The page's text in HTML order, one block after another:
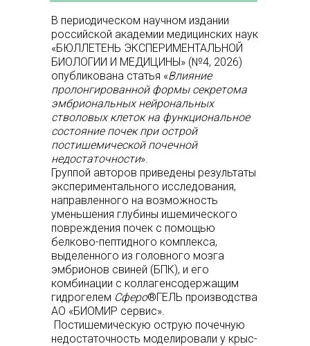
В периодическом научном издании
российской академии медицинских наук
«БЮЛЛЕТЕНЬ ЭКСПЕРИМЕНТАЛЬНОЙ
БИОЛОГИИ И МЕДИЦИНЫ» (№4, 2026)
опубликована статья «Влияние
пролонгированной формы секретома
эмбриональных нейрональных
стволовых клеток на функциональное
состояние почек при острой
постишемической почечной
недостаточности».
Группой авторов приведены результаты
экспериментального исследования,
направленного на возможность
уменьшения глубины ишемического
повреждения почек с помощью
белково-пептидного комплекса,
выделенного из головного мозга
эмбрионов свиней (БПК), и его
комбинации с коллагенсодержащим
гидрогелем Сферо®ГЕЛЬ производства
АО «БИОМИР сервис».
Постишемическую острую почечную
недостаточность моделировали у крыс-